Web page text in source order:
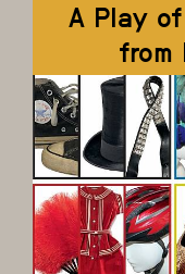
A Play
from